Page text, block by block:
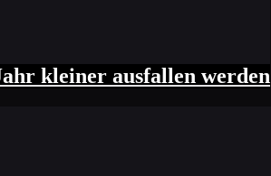
kleiner ausfallen werden